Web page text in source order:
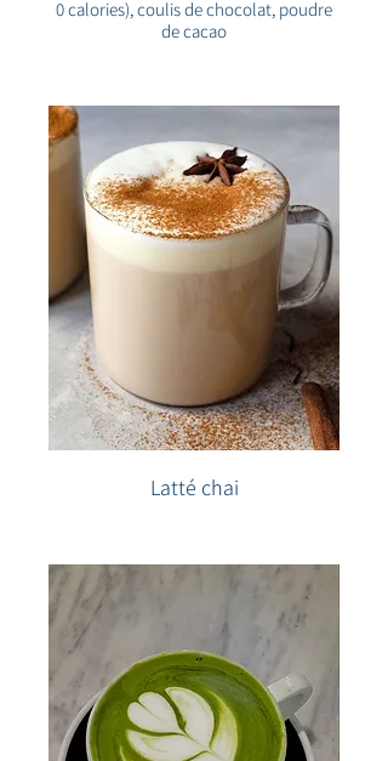
0 calories), coulis de chocolat, poudre
de cacao
Latté chai